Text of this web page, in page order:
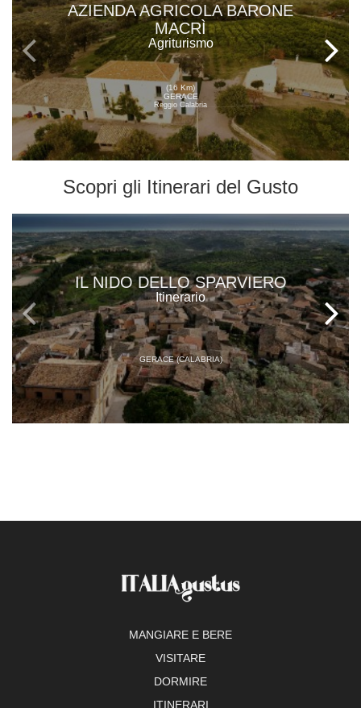
AZIENDA AGRICOLA BARONE
MACRÌ
Agriturismo
(16 Km)
GERACE
Reggio Calabria
Scopri gli Itinerari del Gusto
IL NIDO DELLO SPARVIERO
Itinerario
GERACE (CALABRIA)
MANGIARE E BERE
VISITARE
DORMIRE
ITINERARI